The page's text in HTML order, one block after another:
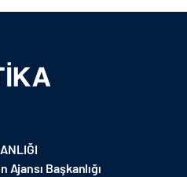
Başkanlığı